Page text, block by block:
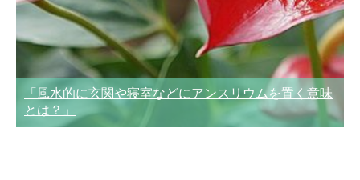
「風水的に玄関や寝室などにアンスリウムを置く意味
とは？」